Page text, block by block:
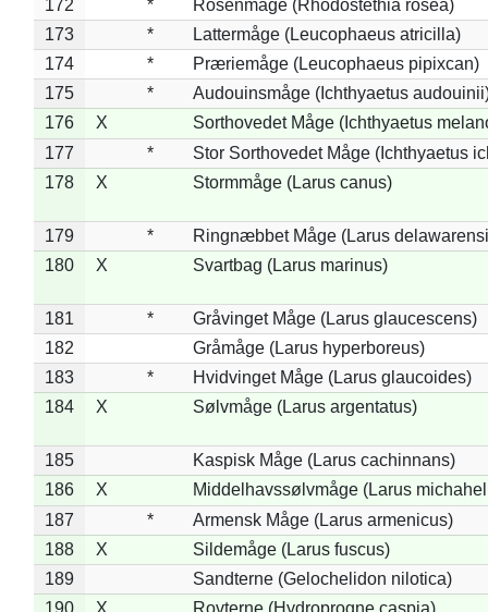
172
*
Rosenmåge (Rhodostethia rosea)
173
*
Lattermåge (Leucophaeus atricilla)
174
*
Præriemåge (Leucophaeus pipixcan)
175
*
Audouinsmåge (Ichthyaetus
176
X
Sorthovedet Måge (Ichthyaetus
177
*
Stor Sorthovedet Måge (Ichthyaetus
178
X Stormmåge (Larus canus)
179 *
Ringnæbbet Måge (Larus
180
X Svartbag (Larus marinus)
181 *
Gråvinget Måge (Larus glaucescens)
182
Gråmåge (Larus hyperboreus)
183
*
Hvidvinget Måge (Larus glaucoides)
184
X Sølvmåge (Larus argentatus)
185
Kaspisk Måge (Larus cachinnans)
186
X
Middelhavssølvmåge (Larus
187
*
Armensk Måge (Larus armenicus)
188
X
Sildemåge (Larus fuscus)
189
Sandterne (Gelochelidon nilotica)
190
X Rovterne (Hydroprogne caspia)